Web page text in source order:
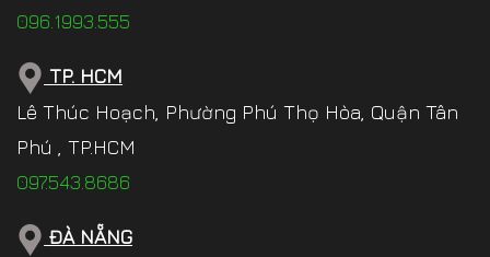
096.1993.555
TP. HCM
Lê Thúc Hoạch, Phường Phú Thọ Hòa, Quận Tân
Phú , TP.HCM
097.543.8686
ĐÀ NẴNG